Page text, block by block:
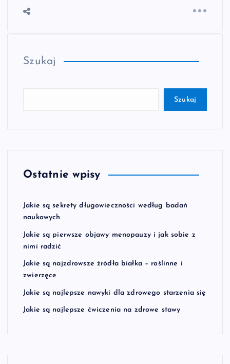
Szukaj
Szukaj
Ostatnie wpisy
Jakie są sekrety długowieczności według badań
naukowych
Jakie są pierwsze objawy menopauzy i jak sobie z
nimi radzić
Jakie są najzdrowsze źródła białka – roślinne i
zwierzęce
Jakie są najlepsze nawyki dla zdrowego starzenia się
Jakie są najlepsze ćwiczenia na zdrowe stawy